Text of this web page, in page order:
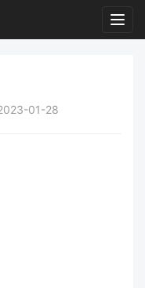
01-28